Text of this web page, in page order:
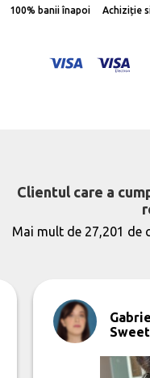
100% banii înapoi Achiziție
Clientul care a
Mai mult de 27,201 de